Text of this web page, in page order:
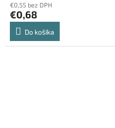
€0,55 bez DPH
€0,68
Do košíka